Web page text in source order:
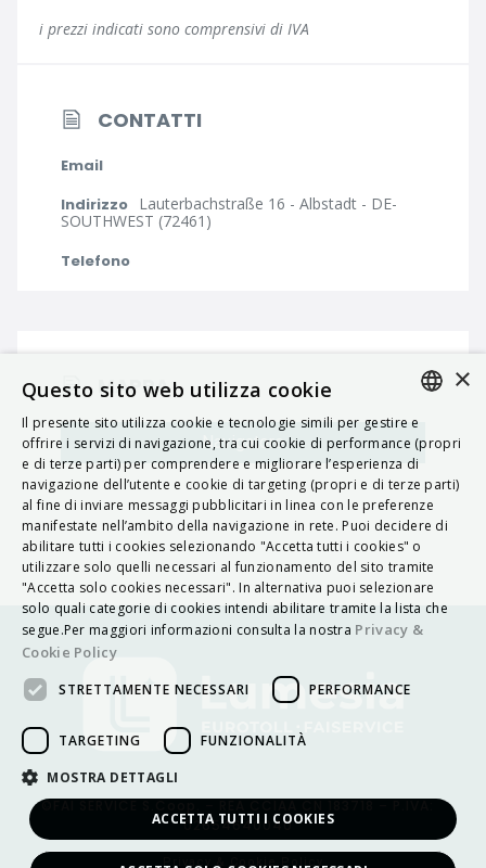
i prezzi indicati sono comprensivi di IVA
CONTATTI
Email
Indirizzo Lauterbachstraße 16 - Albstadt - DE-
SOUTHWEST (72461)
Telefono
MAPPA
Navigatore
©FAI SERVICE S.Coop. – REA CCIAA CN 183718 – P.IVA:
02654640040
ITALIAN
ENGLISH
FRENCH
HUNGARIAN
DEUTSCH
POLSKI
PORTUGUÊS
×
Questo sito web utilizza cookie
Il presente sito utilizza cookie e tecnologie simili per gestire e
offrire i servizi di navigazione, tra cui cookie di performance (propri
e di terze parti) per comprendere e migliorare l’esperienza di
navigazione dell’utente e cookie di targeting (propri e di terze parti)
al fine di inviare messaggi pubblicitari in linea con le preferenze
manifestate nell’ambito della navigazione in rete. Puoi decidere di
abilitare tutti i cookies selezionando "Accetta tutti i cookies" o
utilizzare solo quelli necessari al funzionamento del sito tramite
"Accetta solo cookies necessari". In alternativa puoi selezionare
solo quali categorie di cookies intendi abilitare tramite la lista che
segue.Per maggiori informazioni consulta la nostra Privacy &
Cookie Policy
STRETTAMENTE NECESSARI PERFORMANCE
TARGETING FUNZIONALITÀ
MOSTRA DETTAGLI
ACCETTA TUTTI I COOKIES